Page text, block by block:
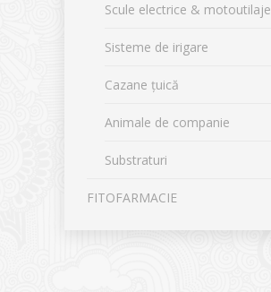
Scule electrice & motoutilaje
Sisteme de irigare
Cazane țuică
Animale de companie
Substraturi
FITOFARMACIE